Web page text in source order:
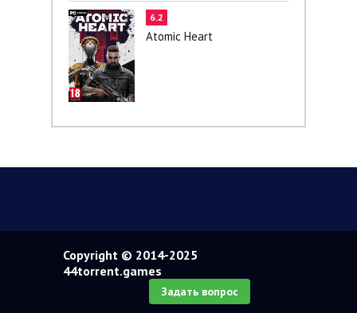
6.2
Atomic Heart
Copyright © 2014-2025
44torrent.games
Задать вопрос